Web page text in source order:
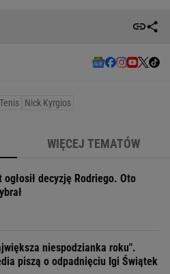
Tenis Nick Kyrgios
WIĘCEJ TEMATÓW
ogłosił decyzję Rodriego. Oto
niespodzianka roku".
piszą o odpadnięciu Igi Świątek